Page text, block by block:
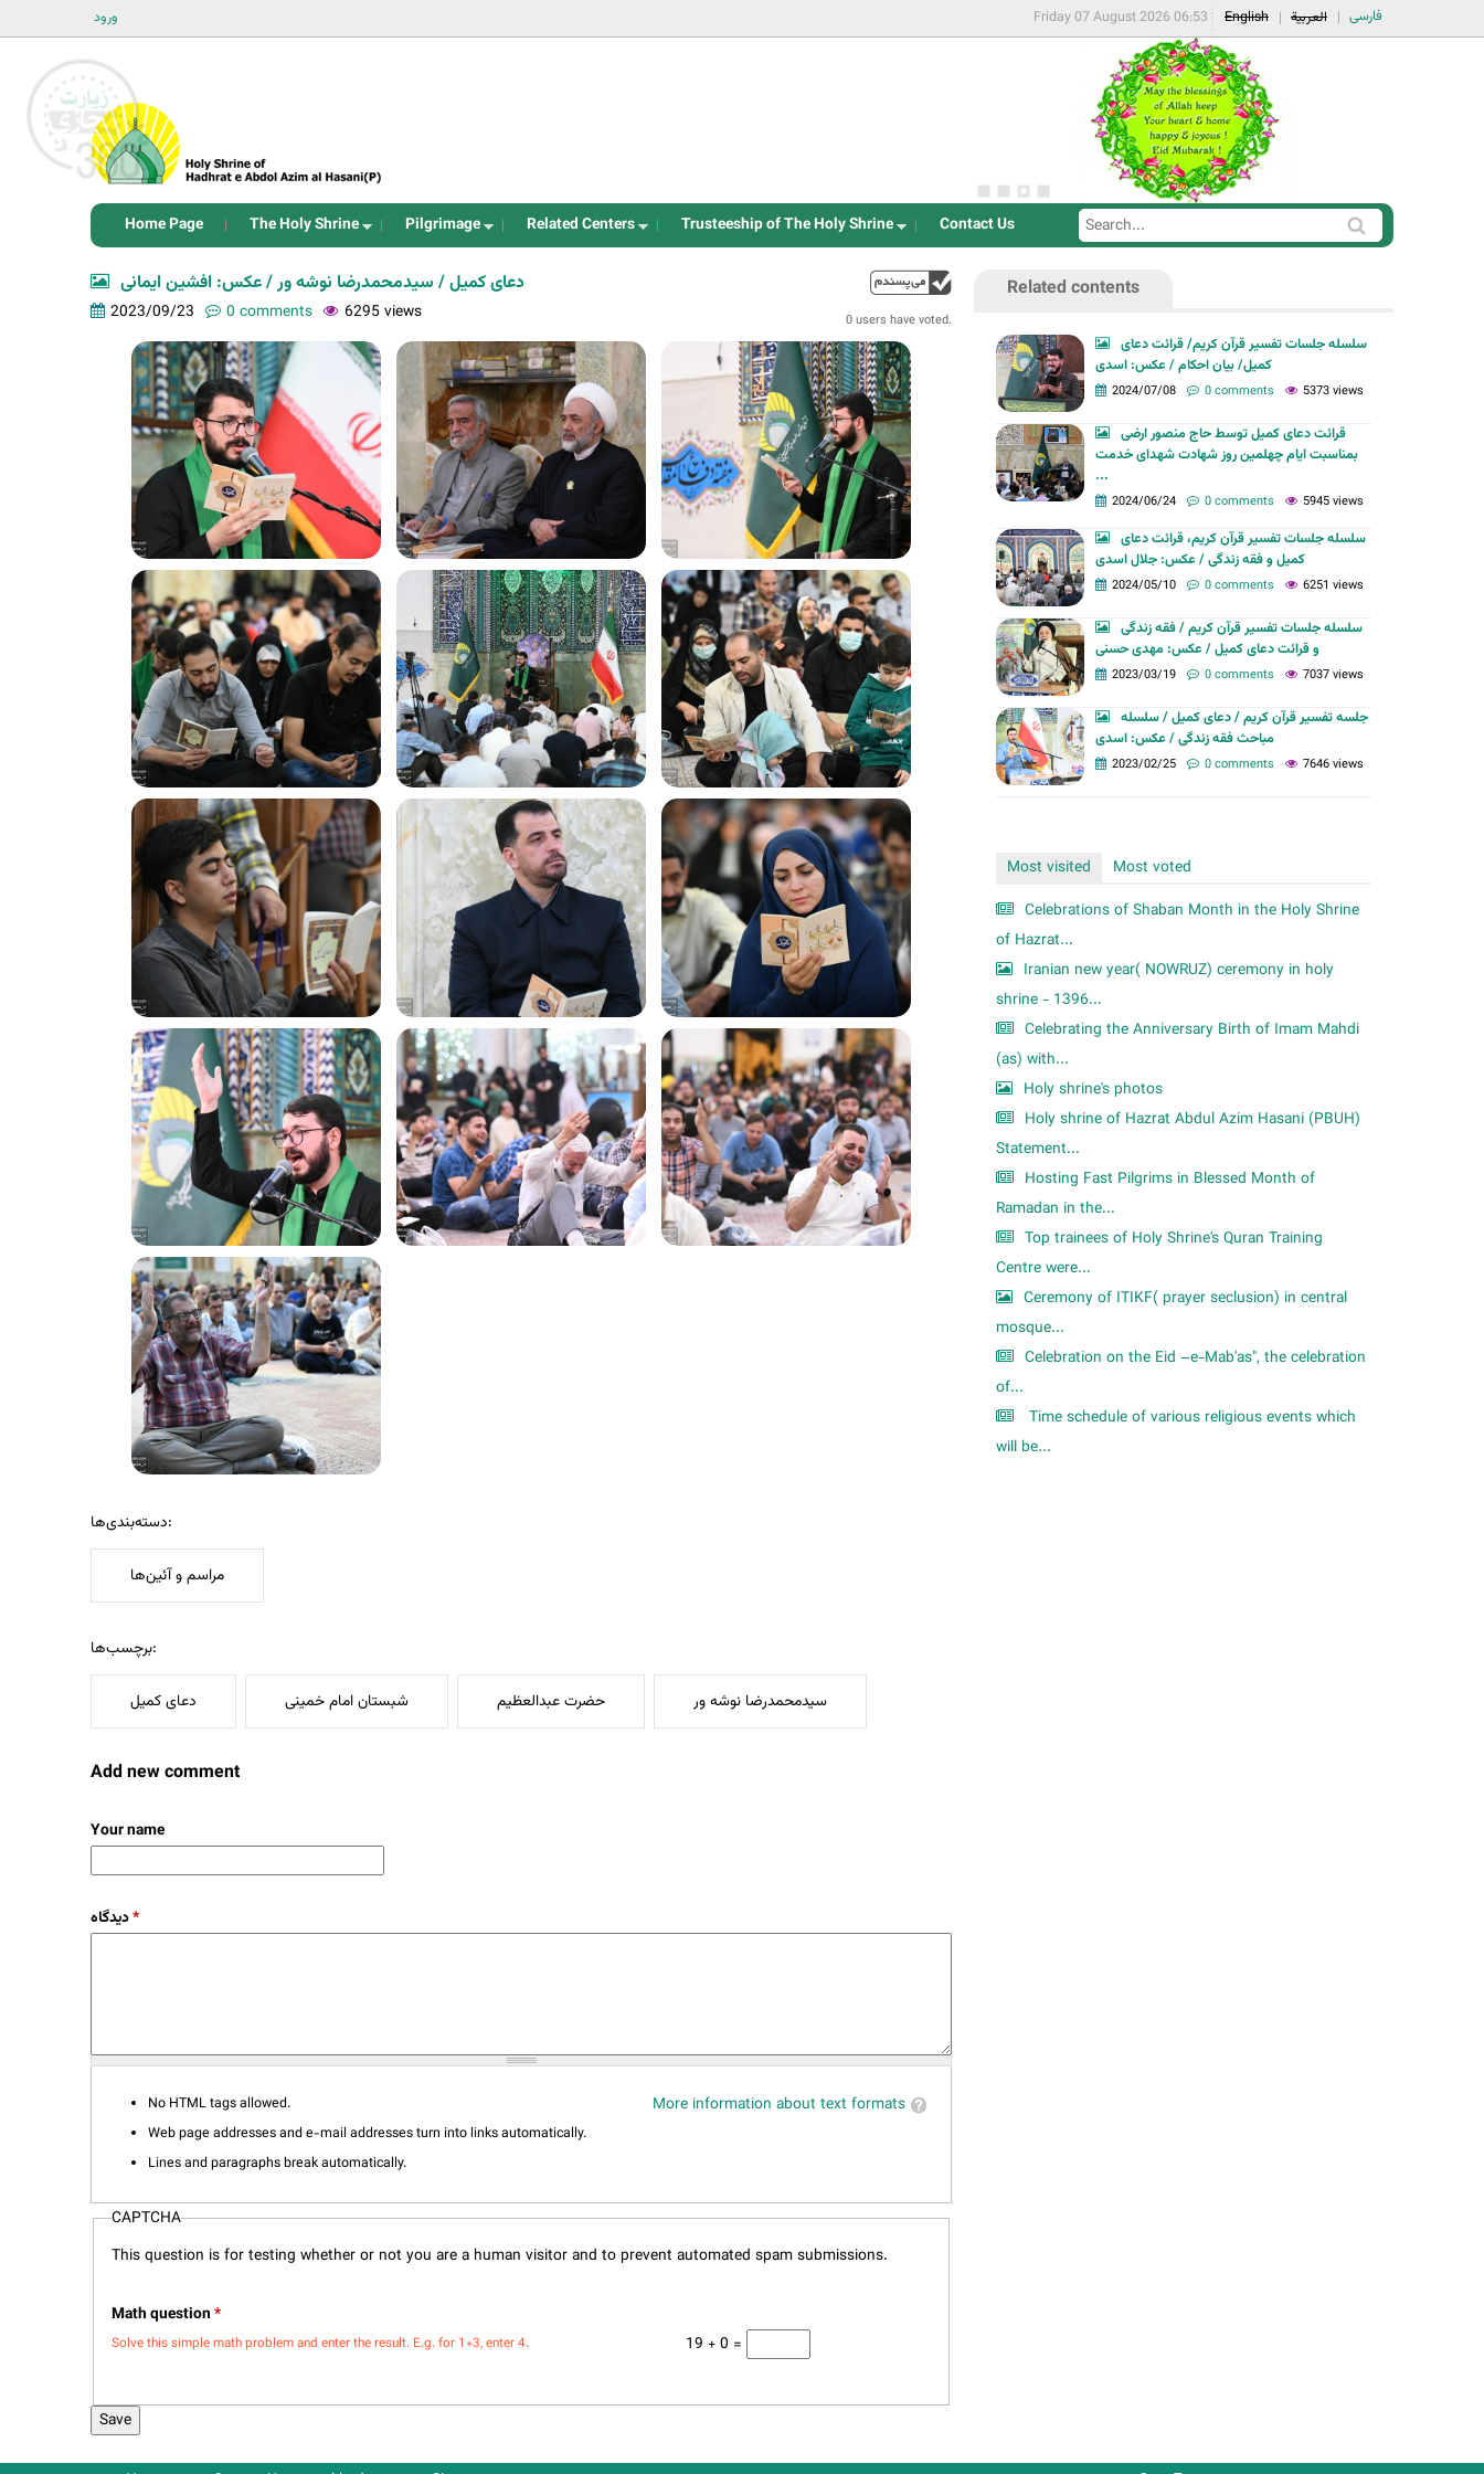
ورود فارسی العربية English
Friday 07 August 2026 06:53
Home Page The Holy Shrine Pilgrimage Related Centers Trusteeship of The Holy Shrine Contact Us
S
e
m
S
e
a
0 users have voted.
دعای کمیل / سیدمحمدرضا نوشه ور / عکس: افشین ایمانی
2023/09/23 0 comments 6295 views
دسته‌بندی‌ها:
مراسم و آئین‌ها
برچسب‌ها:
دعای کمیل شبستان امام خمینی حضرت عبدالعظیم سیدمحمدرضا نوشه ور
Add new comment
Your name
*
More information about text formats
No HTML tags allowed.
Web page addresses and e-mail addresses turn into links automatically.
Lines and paragraphs break automatically.
CAPTCHA
This question is for testing whether or not you are a human visitor and to prevent automated spam submissions.
Math question*
19 + 0 =
Solve this simple math problem and enter the result. E.g. for 1+3, enter 4.
Related contents
سلسله جلسات تفسیر قرآن کریم/ قرائت دعای
کمیل/ بیان احکام / عکس: اسدی
2024/07/08 0 comments 5373 views
قرائت دعای کمیل توسط حاج منصور ارضی
بمناسبت ایام چهلمین روز شهادت شهدای خدمت
...
2024/06/24 0 comments 5945 views
سلسله جلسات تفسیر قرآن کریم، قرائت دعای
کمیل و فقه زندگی / عکس: جلال اسدی
2024/05/10 0 comments 6251 views
سلسله جلسات تفسیر قرآن کریم / فقه زندگی
و قرائت دعای کمیل / عکس: مهدی حسنی
2023/03/19 0 comments 7037 views
جلسه تفسیر قرآن کریم / دعای کمیل / سلسله
مباحث فقه زندگی / عکس: اسدی
2023/02/25 0 comments 7646 views
Most visited
Most voted
Celebrations of Shaban Month in the Holy Shrine
of Hazrat...
Iranian new year( NOWRUZ) ceremony in holy
shrine - 1396...
Celebrating the Anniversary Birth of Imam Mahdi
(as) with...
Holy shrine's photos
Holy shrine of Hazrat Abdul Azim Hasani (PBUH)
Statement...
Hosting Fast Pilgrims in Blessed Month of
Ramadan in the...
Top trainees of Holy Shrine's Quran Training
Centre were...
Ceremony of ITIKF( prayer seclusion) in central
mosque...
Celebration on the Eid –e-Mab'as", the celebration
of...
Time schedule of various religious events which
will be...